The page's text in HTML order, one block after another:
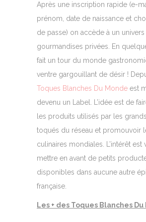
Après une inscription rapide (e-
prénom, date de naissance et
de passe) on accède à un
gourmandises privées. En
fait un tour du monde
ventre gargouillant de désir !
Toques Blanches Du Monde est
devenu un Label. L’idée est de
les produits utilisés par les
toqués du réseau et promouvoir
culinaires mondiales. L’intérêt est
mettre en avant de petits
disponibles dans aucune autre
française.
Les + des Toques Blanches Du